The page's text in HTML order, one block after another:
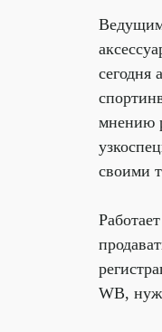
сегодня
мнению
своими
WB,